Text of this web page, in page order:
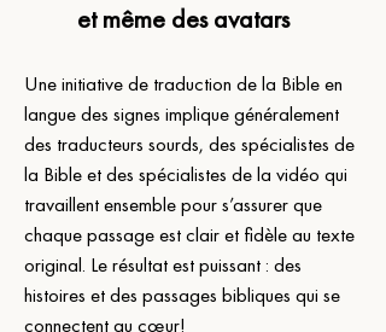
et même des avatars
Une initiative de traduction de la Bible en
langue des signes implique généralement
des traducteurs sourds, des spécialistes de
la Bible et des spécialistes de la vidéo qui
travaillent ensemble pour s’assurer que
chaque passage est clair et fidèle au texte
original. Le résultat est puissant : des
histoires et des passages bibliques qui se
connectent au cœur!